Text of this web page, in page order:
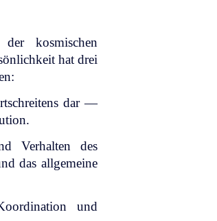
kosmischen
hat drei
dar —
Verhalten des
das allgemeine
und